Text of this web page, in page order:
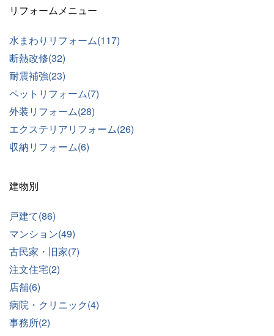
リフォームメニュー
水まわりリフォーム(117)
断熱改修(32)
耐震補強(23)
ペットリフォーム(7)
外装リフォーム(28)
エクステリアリフォーム(26)
収納リフォーム(6)
建物別
戸建て(86)
マンション(49)
古民家・旧家(7)
注文住宅(2)
店舗(6)
病院・クリニック(4)
事務所(2)